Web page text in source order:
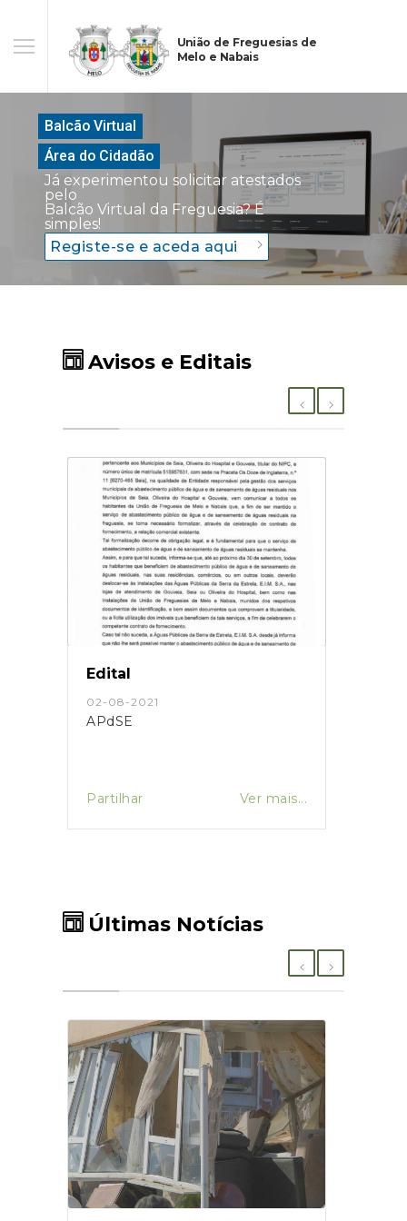
União de Freguesias de
Melo e Nabais
Balcão Virtual
Área do Cidadão
Já experimentou solicitar atestados
pelo
Balcão Virtual da Freguesia? É
simples!
Registe-se e aceda aqui
Avisos e Editais
Edital
02-08-2021
APdSE
Partilhar Ver mais...
Últimas Notícias